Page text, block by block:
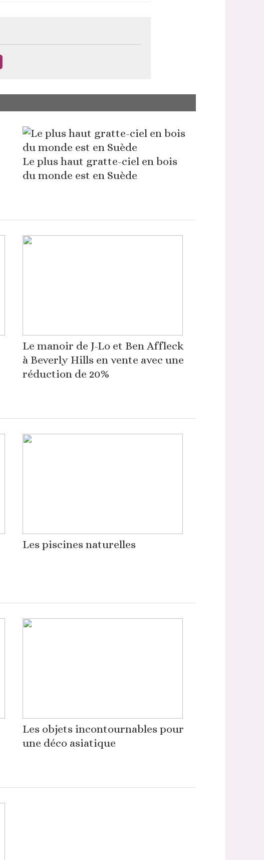
Le plus haut gratte-ciel en bois
du monde est en Suède
Le manoir de J-Lo et Ben Affleck
à Beverly Hills en vente avec une
réduction de 20%
Les piscines naturelles
Les objets incontournables pour
une déco asiatique